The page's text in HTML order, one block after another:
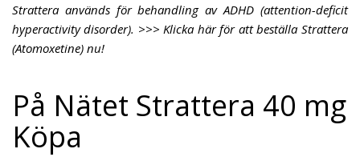
Strattera används för behandling av ADHD (attention-deficit
hyperactivity disorder). >>> Klicka här för att beställa Strattera
(Atomoxetine) nu!
På Nätet Strattera 40 mg
Köpa